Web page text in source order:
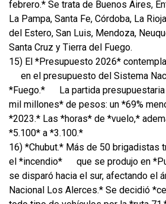
febrero.* Se trata de Buenos Aires,
La Pampa, Santa Fe, Córdoba, La
del Estero, San Luis, Mendoza,
Santa Cruz y Tierra del Fuego.
15) El *Presupuesto 2026*
en el presupuesto del Sistema
*Fuego.*
La partida
mil millones* de pesos: un *69%
*2023.* Las *horas* de *vuelo,*
*5.100* a *3.100.*
16) *Chubut.* Más de 50 brigadistas
el *incendio*
que se produjo en
se disparó hacia el sur, afectando el
Nacional Los Alerces.* Se decidió